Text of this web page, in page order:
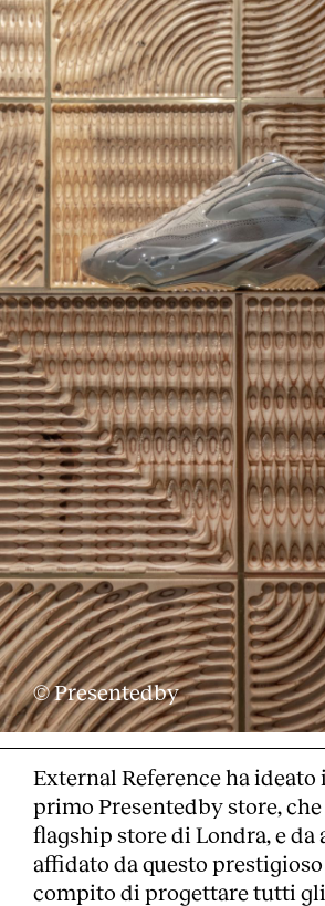
© Presentedby
External Reference ha ideato
primo Presentedby store, che
flagship store di Londra, e da
affidato da questo
compito di progettare tutti